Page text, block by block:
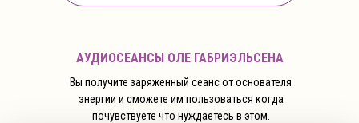
АУДИОСЕАНСЫ ОЛЕ ГАБРИЭЛЬСЕНА
Вы получите заряженный сеанс от основателя
энергии и сможете им пользоваться когда
почувствуете что нуждаетесь в этом.